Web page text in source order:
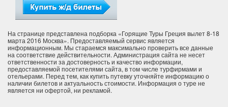
На странице представлена подборка «Горящие Туры Греция вылет 8-18
марта 2016 Москва». Предоставляемый сервис является
информационным. Мы стараемся максимально проверить все данные
на соответствие действительности. Администрация сайта не несет
ответственности за достоверность и качество информации,
предоставляемой посетителями сайта, в том числе турфирмами и
отельерами. Перед тем, как купить путевку уточняйте информацию о
наличии билетов и актуальность стоимости. Информация о туре не
является ни офертой, ни рекламой.